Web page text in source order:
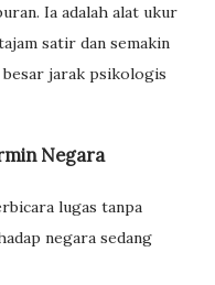
Ia adalah alat ukur
satir dan semakin
besar jarak psikologis
Negara
lugas tanpa
negara sedang